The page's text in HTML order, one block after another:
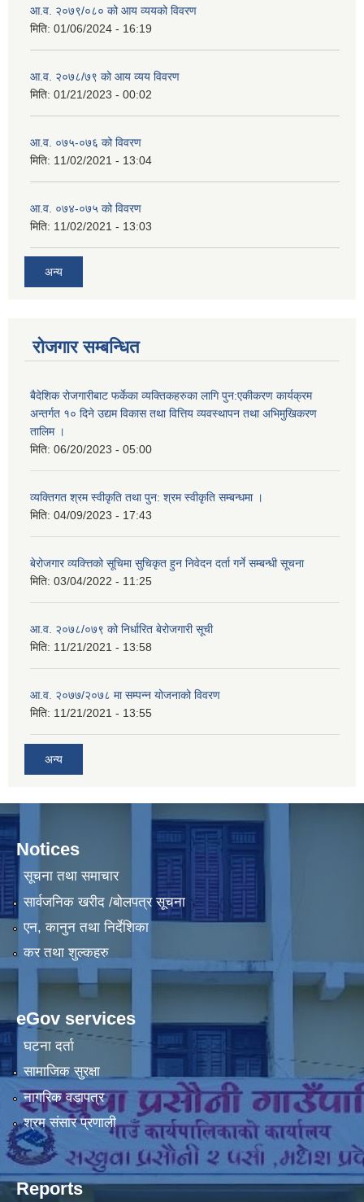
आ.व. २०७९/०८० को आय व्ययको विवरण
मिति: 01/06/2024 - 16:19
आ.व. २०७८/७९ को आय व्यय विवरण
मिति: 01/21/2023 - 00:02
आ.व. ०७५-०७६ को विवरण
मिति: 11/02/2021 - 13:04
आ.व. ०७४-०७५ को विवरण
मिति: 11/02/2021 - 13:03
अन्य
रोजगार सम्बन्धित
बैदेशिक रोजगारीबाट फर्केका व्यक्तिकहरुका लागि पुन:एकीकरण कार्यक्रम
अन्तर्गत १० दिने उद्यम विकास तथा वित्तिय व्यवस्थापन तथा अभिमुखिकरण
तालिम ।
मिति: 06/20/2023 - 05:00
व्यक्तिगत श्रम स्वीकृति तथा पुन: श्रम स्वीकृति सम्बन्धमा ।
मिति: 04/09/2023 - 17:43
बेरोजगार व्यक्त्तिको सूचिमा सुचिकृत हुन निवेदन दर्ता गर्ने सम्बन्धी सूचना
मिति: 03/04/2022 - 11:25
आ.व. २०७८/०७९ को निर्धारित बेरोजगारी सूची
मिति: 11/21/2021 - 13:58
आ.व. २०७७/२०७८ मा सम्पन्न योजनाको विवरण
मिति: 11/21/2021 - 13:55
अन्य
Notices
सूचना तथा समाचार
सार्वजनिक खरीद /बोलपत्र सूचना
एन, कानुन तथा निर्देशिका
कर तथा शुल्कहरु
eGov services
घटना दर्ता
सामाजिक सुरक्षा
नागरिक वडापत्र
श्रम संसार प्रणाली
Reports